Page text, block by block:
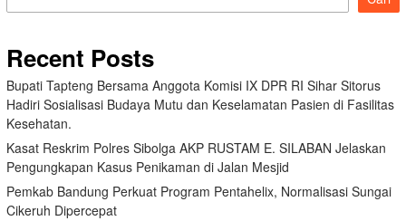
Recent Posts
Bupati Tapteng Bersama Anggota Komisi IX DPR RI Sihar Sitorus
Hadiri Sosialisasi Budaya Mutu dan Keselamatan Pasien di Fasilitas
Kesehatan.
Kasat Reskrim Polres Sibolga AKP RUSTAM E. SILABAN Jelaskan
Pengungkapan Kasus Penikaman di Jalan Mesjid
Pemkab Bandung Perkuat Program Pentahelix, Normalisasi Sungai
Cikeruh Dipercepat